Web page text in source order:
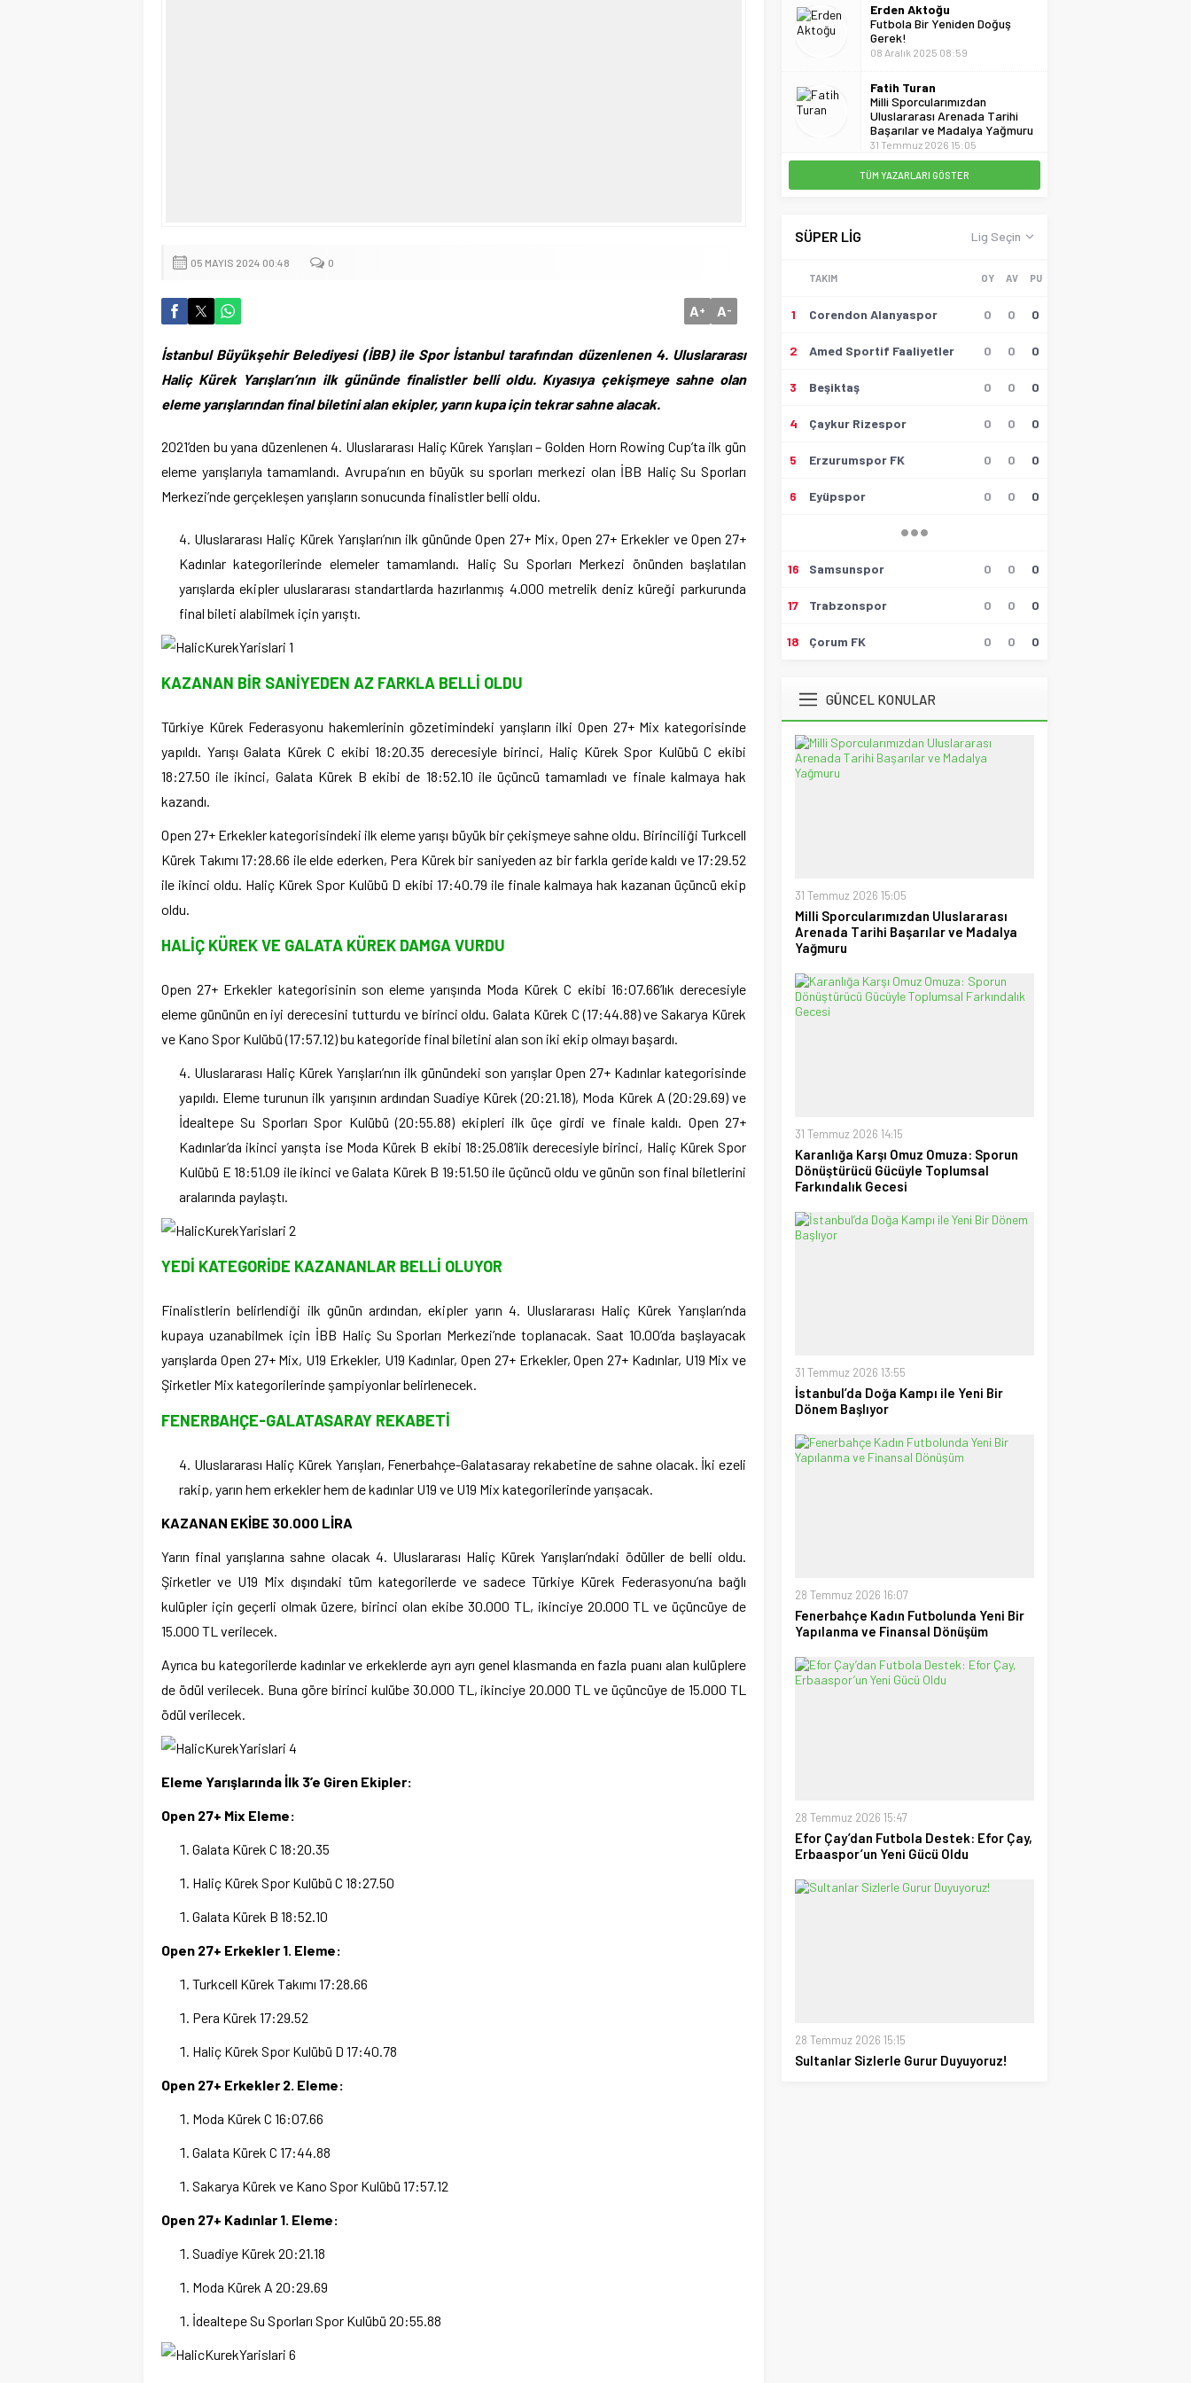
05 MAYIS 2024 00:48 0
A+ A-
İstanbul Büyükşehir Belediyesi (İBB) ile Spor İstanbul tarafından düzenlenen 4. Uluslararası
Haliç Kürek Yarışları’nın ilk gününde finalistler belli oldu. Kıyasıya çekişmeye sahne olan
eleme yarışlarından final biletini alan ekipler, yarın kupa için tekrar sahne alacak.
2021’den bu yana düzenlenen 4. Uluslararası Haliç Kürek Yarışları – Golden Horn Rowing Cup’ta ilk gün
eleme yarışlarıyla tamamlandı. Avrupa’nın en büyük su sporları merkezi olan İBB Haliç Su Sporları
Merkezi’nde gerçekleşen yarışların sonucunda finalistler belli oldu.
Uluslararası Haliç Kürek Yarışları’nın ilk gününde Open 27+ Mix, Open 27+ Erkekler ve Open 27+
Kadınlar kategorilerinde elemeler tamamlandı. Haliç Su Sporları Merkezi önünden başlatılan
yarışlarda ekipler uluslararası standartlarda hazırlanmış 4.000 metrelik deniz küreği parkurunda
final bileti alabilmek için yarıştı.
KAZANAN BİR SANİYEDEN AZ FARKLA BELLİ OLDU
Türkiye Kürek Federasyonu hakemlerinin gözetimindeki yarışların ilki Open 27+ Mix kategorisinde
yapıldı. Yarışı Galata Kürek C ekibi 18:20.35 derecesiyle birinci, Haliç Kürek Spor Kulübü C ekibi
18:27.50 ile ikinci, Galata Kürek B ekibi de 18:52.10 ile üçüncü tamamladı ve finale kalmaya hak
kazandı.
Open 27+ Erkekler kategorisindeki ilk eleme yarışı büyük bir çekişmeye sahne oldu. Birinciliği Turkcell
Kürek Takımı 17:28.66 ile elde ederken, Pera Kürek bir saniyeden az bir farkla geride kaldı ve 17:29.52
ile ikinci oldu. Haliç Kürek Spor Kulübü D ekibi 17:40.79 ile finale kalmaya hak kazanan üçüncü ekip
oldu.
HALİÇ KÜREK VE GALATA KÜREK DAMGA VURDU
Open 27+ Erkekler kategorisinin son eleme yarışında Moda Kürek C ekibi 16:07.66’lık derecesiyle
eleme gününün en iyi derecesini tutturdu ve birinci oldu. Galata Kürek C (17:44.88) ve Sakarya Kürek
ve Kano Spor Kulübü (17:57.12) bu kategoride final biletini alan son iki ekip olmayı başardı.
Uluslararası Haliç Kürek Yarışları’nın ilk günündeki son yarışlar Open 27+ Kadınlar kategorisinde
yapıldı. Eleme turunun ilk yarışının ardından Suadiye Kürek (20:21.18), Moda Kürek A (20:29.69) ve
İdealtepe Su Sporları Spor Kulübü (20:55.88) ekipleri ilk üçe girdi ve finale kaldı. Open 27+
Kadınlar’da ikinci yarışta ise Moda Kürek B ekibi 18:25.08’lik derecesiyle birinci, Haliç Kürek Spor
Kulübü E 18:51.09 ile ikinci ve Galata Kürek B 19:51.50 ile üçüncü oldu ve günün son final biletlerini
aralarında paylaştı.
YEDİ KATEGORİDE KAZANANLAR BELLİ OLUYOR
Finalistlerin belirlendiği ilk günün ardından, ekipler yarın 4. Uluslararası Haliç Kürek Yarışları’nda
kupaya uzanabilmek için İBB Haliç Su Sporları Merkezi’nde toplanacak. Saat 10.00’da başlayacak
yarışlarda Open 27+ Mix, U19 Erkekler, U19 Kadınlar, Open 27+ Erkekler, Open 27+ Kadınlar, U19 Mix ve
Şirketler Mix kategorilerinde şampiyonlar belirlenecek.
FENERBAHÇE-GALATASARAY REKABETİ
Uluslararası Haliç Kürek Yarışları, Fenerbahçe-Galatasaray rekabetine de sahne olacak. İki ezeli
rakip, yarın hem erkekler hem de kadınlar U19 ve U19 Mix kategorilerinde yarışacak.
KAZANAN EKİBE 30.000 LİRA
Yarın final yarışlarına sahne olacak 4. Uluslararası Haliç Kürek Yarışları’ndaki ödüller de belli oldu.
Şirketler ve U19 Mix dışındaki tüm kategorilerde ve sadece Türkiye Kürek Federasyonu’na bağlı
kulüpler için geçerli olmak üzere, birinci olan ekibe 30.000 TL, ikinciye 20.000 TL ve üçüncüye de
15.000 TL verilecek.
Ayrıca bu kategorilerde kadınlar ve erkeklerde ayrı ayrı genel klasmanda en fazla puanı alan kulüplere
de ödül verilecek. Buna göre birinci kulübe 30.000 TL, ikinciye 20.000 TL ve üçüncüye de 15.000 TL
ödül verilecek.
Eleme Yarışlarında İlk 3’e Giren Ekipler:
Open 27+ Mix Eleme:
Galata Kürek C 18:20.35
Haliç Kürek Spor Kulübü C 18:27.50
Galata Kürek B 18:52.10
Open 27+ Erkekler 1. Eleme:
Turkcell Kürek Takımı 17:28.66
Pera Kürek 17:29.52
Haliç Kürek Spor Kulübü D 17:40.78
Open 27+ Erkekler 2. Eleme:
Moda Kürek C 16:07.66
Galata Kürek C 17:44.88
Sakarya Kürek ve Kano Spor Kulübü 17:57.12
Open 27+ Kadınlar 1. Eleme:
Suadiye Kürek 20:21.18
Moda Kürek A 20:29.69
İdealtepe Su Sporları Spor Kulübü 20:55.88
Erden Aktoğu
Futbola Bir Yeniden Doğuş
Gerek!
08 Aralık 2025 08:59
Fatih Turan
Milli Sporcularımızdan
Uluslararası Arenada Tarihi
Başarılar ve Madalya Yağmuru
31 Temmuz 2026 15:05
Artvin Amatör Ligi Şampiyonu
Hüseyin Tokmak
Gollü Beraberlik..!!
4 Büyüklerin Bu Hafta Maçlarını
Oldu!
NoFenerbahçe! YesTtingham
Selçuk Tuna
uzanan Bay Nalçakan oldu
30 Haziran 2026 17:09
Tayyar Sümen
Ayhan Kısrure
Uzak Doğu Sporları mı Bize
Uzak, Yoksa Biz mi Kendi
TÜM YAZARLARI GÖSTER
Lig Seçin
SÜPER LİG
TAKIM OY AV PU
1 Corendon Alanyaspor 0 0 0
2 Amed Sportif Faaliyetler 0 0 0
3 Beşiktaş 0 0 0
4 Çaykur Rizespor 0 0 0
5 Erzurumspor FK 0 0 0
6 Eyüpspor 0 0 0
16 Samsunspor 0 0 0
17 Trabzonspor 0 0 0
18 Çorum FK 0 0 0
GÜNCEL KONULAR
31 Temmuz 2026 15:05
Milli Sporcularımızdan Uluslararası
Arenada Tarihi Başarılar ve Madalya
Yağmuru
31 Temmuz 2026 14:15
Karanlığa Karşı Omuz Omuza: Sporun
Dönüştürücü Gücüyle Toplumsal
Farkındalık Gecesi
31 Temmuz 2026 13:55
İstanbul’da Doğa Kampı ile Yeni Bir
Dönem Başlıyor
28 Temmuz 2026 16:07
Fenerbahçe Kadın Futbolunda Yeni Bir
Yapılanma ve Finansal Dönüşüm
28 Temmuz 2026 15:47
Efor Çay’dan Futbola Destek: Efor Çay,
Erbaaspor’un Yeni Gücü Oldu
28 Temmuz 2026 15:15
Sultanlar Sizlerle Gurur Duyuyoruz!